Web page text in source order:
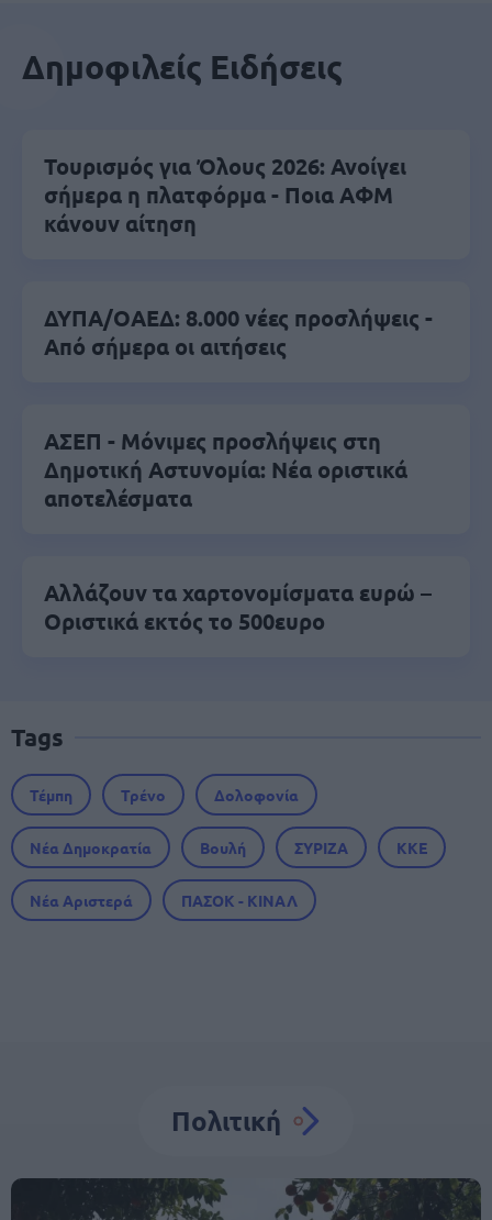
Δημοφιλείς Ειδήσεις
Τουρισμός για Όλους 2026: Ανοίγει
σήμερα η πλατφόρμα - Ποια ΑΦΜ
κάνουν αίτηση
ΔΥΠΑ/ΟΑΕΔ: 8.000 νέες προσλήψεις -
Από σήμερα οι αιτήσεις
ΑΣΕΠ - Μόνιμες προσλήψεις στη
Δημοτική Αστυνομία: Νέα οριστικά
αποτελέσματα
Αλλάζουν τα χαρτονομίσματα ευρώ –
Οριστικά εκτός το 500ευρο
Tags
Τέμπη Τρένο Δολοφονία
Νέα Δημοκρατία Βουλή ΣΥΡΙΖΑ ΚΚΕ
Νέα Αριστερά ΠΑΣΟΚ - ΚΙΝΑΛ
Πολιτική